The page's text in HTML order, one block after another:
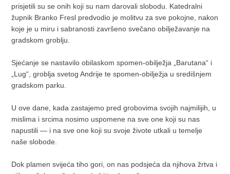
prisjetili su se onih koji su nam darovali slobodu. Katedralni
župnik Branko Fresl predvodio je molitvu za sve pokojne, nakon
koje je u miru i sabranosti završeno svečano obilježavanje na
gradskom groblju.
Sjećanje se nastavilo obilaskom spomen-obilježja „Barutana“ i
„Lug“, groblja svetog Andrije te spomen-obilježja u središnjem
gradskom parku.
U ove dane, kada zastajemo pred grobovima svojih najmilijih, u
mislima i srcima nosimo uspomene na sve one koji su nas
napustili — i na sve one koji su svoje živote utkali u temelje
naše slobode.
Dok plamen svijeća tiho gori, on nas podsjeća da njihova žrtva i